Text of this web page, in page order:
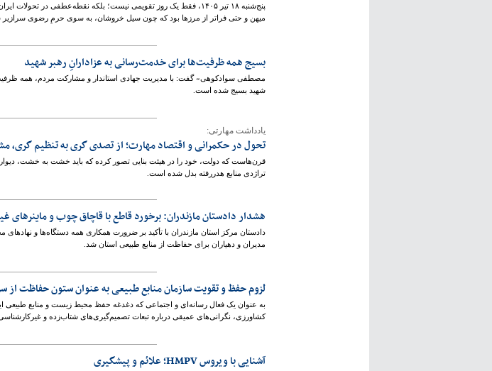
پنج‌شنبه ۱۸ تیر ۱۴۰۵، فقط یک روز تقویمی نیست؛ بلکه نقطه‌عطفی
میهن و حتی فراتر از مرزها بود که چون سیل خروشان، به سوی حرمِ رضوی سرازیر
بسیج همه ظرفیت‌ها برای خدمت‌رسانی به عزادارانِ رهبر شهید
مصطفی سوادکوهی» گفت: با مدیریت جهادی استاندار و مشارکت مردم، همه
شهید بسیج شده است.
یادداشت مهارتی:
تحول در حکمرانی و اقتصاد مهارت؛ از تصدی گری به تنظیم گری،
قرن‌هاست که دولت، خود را در هیئت بنایی تصور کرده که باید خشت به خشت، دیوار
تراژدی منابع هدررفته بدل شده است.
هشدار دادستان مازندران: برخورد قاطع با قاچاق چوب و ماینرهای
دادستان مرکز استان مازندران با تأکید بر ضرورت همکاری همه دستگاه‌ها و
مدیران و دهیاران برای حفاظت از منابع طبیعی استان شد.
لزوم حفظ و تقویت سازمان منابع طبیعی به‌ عنوان ستون حفاظت از
به‌ عنوان یک فعال رسانه‌ای و اجتماعی که دغدغه حفظ محیط زیست و منابع طبیعی
کشاورزی، نگرانی‌های عمیقی درباره تبعات تصمیم‌گیری‌های شتاب‌زده و
آشنایی با ویروس HMPV؛ علائم و پیشگیری